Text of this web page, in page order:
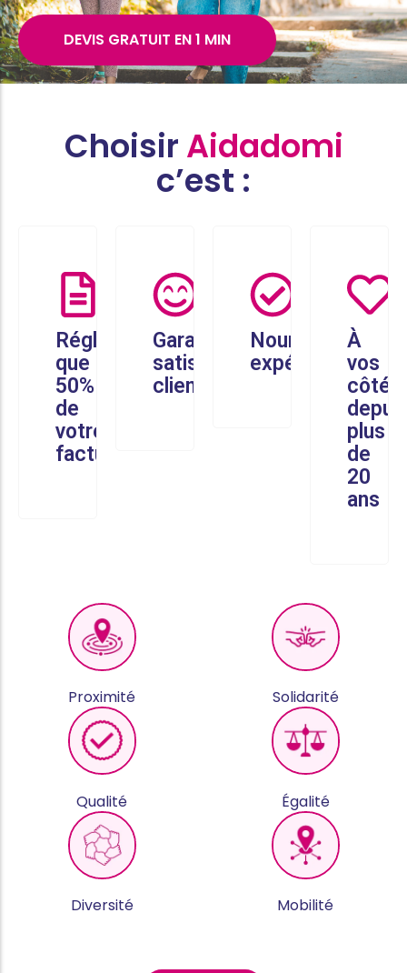
DEVIS GRATUIT EN 1 MIN
Choisir Aidadomi
c’est :
Réglez
que
50%
de
votre
facture
Garantie
satisfaction
client
Nounous
expérimentées
À
vos
côtés
plus
de
20
ans
Proximité Solidarité
Qualité Égalité
Diversité Mobilité